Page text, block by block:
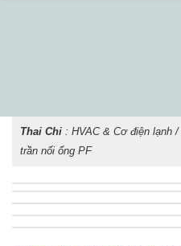
Thai Chi : HVAC & Cơ điện lạnh /
trần nối ống PF